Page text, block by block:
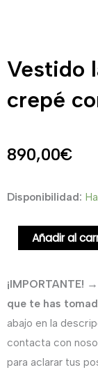
Vestido
crepé
890,00€
Disponibilidad:
Vestido
madrina
crepé
con
escote
pico.
Añadir al
¡IMPORTANTE! →
que te has
abajo en la
contacta con
para aclarar tus